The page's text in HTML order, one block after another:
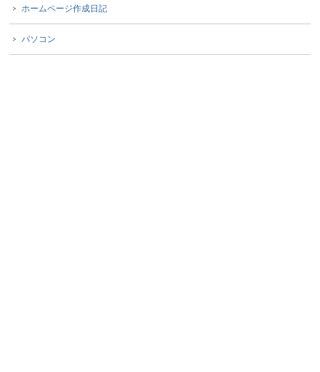
ホームページ作成日記
パソコン